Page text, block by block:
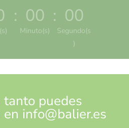
: 00
Minuto(s)
: 00
Segundo(s
)
tanto puedes
info@balier.es